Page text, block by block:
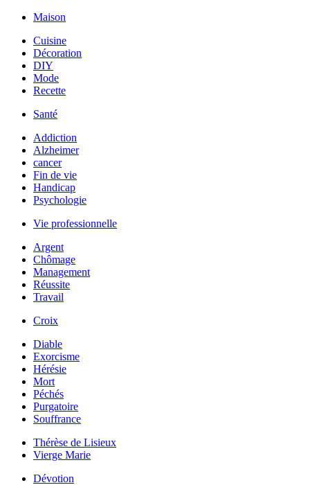
Maison
Cuisine
Décoration
DIY
Mode
Recette
Santé
Addiction
Alzheimer
cancer
Fin de vie
Handicap
Psychologie
Vie professionnelle
Argent
Chômage
Management
Réussite
Travail
Croix
Diable
Exorcisme
Hérésie
Mort
Péchés
Purgatoire
Souffrance
Thérèse de Lisieux
Vierge Marie
Dévotion